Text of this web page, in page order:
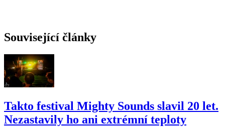
Související články
Takto festival Mighty Sounds slavil 20 let.
Nezastavily ho ani extrémní teploty